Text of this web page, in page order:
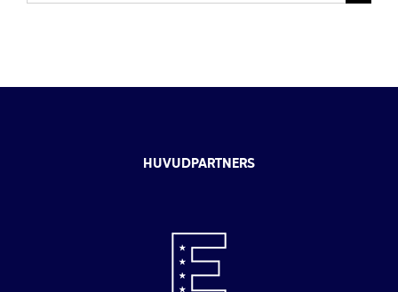
efter:
HUVUDPARTNERS